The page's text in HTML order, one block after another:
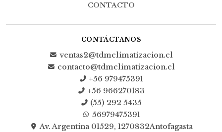
CONTACTO
CONTÁCTANOS
ventas2@tdmclimatizacion.cl
contacto@tdmclimatizacion.cl
+56 979475391
+56 966270183
(55) 292 5435
56979475391
Av. Argentina 01529, 1270832Antofagasta